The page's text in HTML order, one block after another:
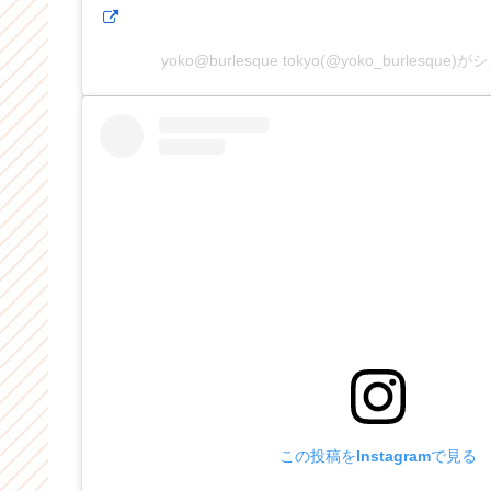
yoko@burlesque tokyo(@yoko_burlesque)がシ
この投稿をInstagramで見る